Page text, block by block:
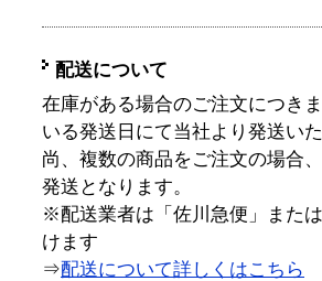
配送について
在庫がある場合のご注文につき
いる発送日にて当社より発送い
尚、複数の商品をご注文の場合
発送となります。
※配送業者は「佐川急便」また
けます
⇒配送について詳しくはこちら